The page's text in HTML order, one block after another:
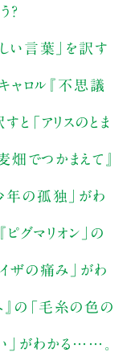
？
い言葉」を訳す
ャロル『不思議
と「アリスのとま
畑でつかまえて』
年の孤独」がわ
ピグマリオン」の
ザの痛み」がわ
』の「毛糸の色の
」がわかる……。